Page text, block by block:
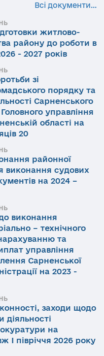
Всі документи...
житлово-
району до роботи в
- 2027 років
зі
порядку та
Сарненського
Головного управління
області на
20
районної
виконання судових
на 2024 –
виконання
– технічного
та
управління
Сарненської
на 2023 -
заходи щодо
діяльності
на
І півріччя 2026 року